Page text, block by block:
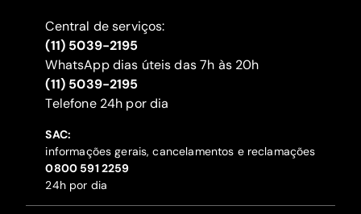
Central de serviços:
(11) 5039-2195
WhatsApp dias úteis das 7h às 20h
(11) 5039-2195
‍Telefone 24h por dia
SAC:
informações gerais, cancelamentos e reclamações
‍0800 591 2259
24h por dia